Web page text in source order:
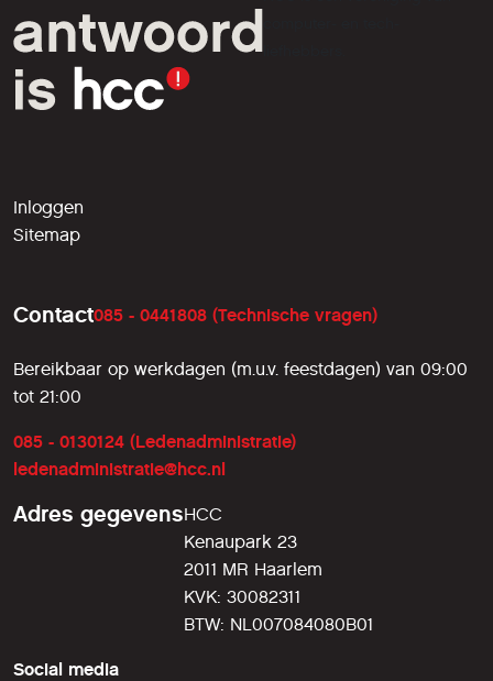
liefhebbers.
Inloggen
Sitemap
Contact085 - 0441808 (Technische vragen)
Bereikbaar op werkdagen (m.u.v. feestdagen) van 09:00
tot 21:00
085 - 0130124 (Ledenadministratie)
ledenadministratie@hcc.nl
Adres gegevensHCC
Kenaupark 23
2011 MR Haarlem
KVK: 30082311
BTW: NL007084080B01
Social media